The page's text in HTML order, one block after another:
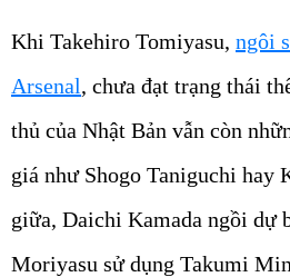
Khi Takehiro Tomiyasu, ngôi
Arsenal, chưa đạt trạng thái
thủ của Nhật Bản vẫn còn
giá như Shogo Taniguchi hay
giữa, Daichi Kamada ngồi dự
Moriyasu sử dụng Takumi